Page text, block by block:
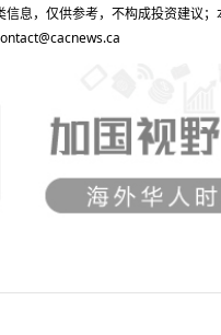
息，仅供参考，不构成投资建议